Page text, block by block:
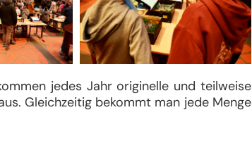
jedes Jahr originelle und teilweise
Gleichzeitig bekommt man jede Menge